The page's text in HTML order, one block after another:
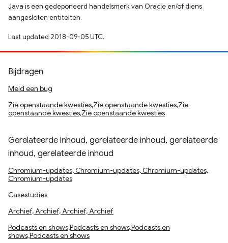
Java is een gedeponeerd handelsmerk van Oracle en/of diens
aangesloten entiteiten.
Last updated 2018-09-05 UTC.
Bijdragen
Meld een bug
Zie openstaande kwesties,Zie openstaande kwesties,Zie
openstaande kwesties,Zie openstaande kwesties
Gerelateerde inhoud, gerelateerde inhoud, gerelateerde
inhoud, gerelateerde inhoud
Chromium-updates, Chromium-updates, Chromium-updates,
Chromium-updates
Casestudies
Archief, Archief, Archief, Archief
Podcasts en shows,Podcasts en shows,Podcasts en
shows,Podcasts en shows